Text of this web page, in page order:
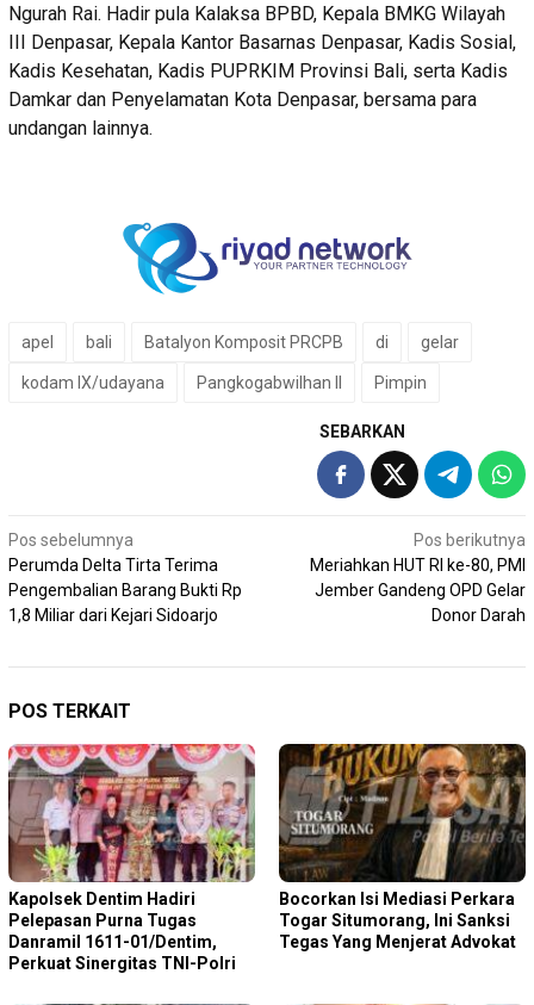
Ngurah Rai. Hadir pula Kalaksa BPBD, Kepala BMKG Wilayah
III Denpasar, Kepala Kantor Basarnas Denpasar, Kadis Sosial,
Kadis Kesehatan, Kadis PUPRKIM Provinsi Bali, serta Kadis
Damkar dan Penyelamatan Kota Denpasar, bersama para
undangan lainnya.
apel bali Batalyon Komposit PRCPB di gelar
kodam IX/udayana Pangkogabwilhan II Pimpin
SEBARKAN
Navigasi
pos
Pos sebelumnya
Perumda Delta Tirta Terima
Pengembalian Barang Bukti Rp
1,8 Miliar dari Kejari Sidoarjo
Pos berikutnya
Meriahkan HUT RI ke-80, PMI
Jember Gandeng OPD Gelar
Donor Darah
POS TERKAIT
Kapolsek Dentim Hadiri
Pelepasan Purna Tugas
Danramil 1611-01/Dentim,
Perkuat Sinergitas TNI-Polri
Bocorkan Isi Mediasi Perkara
Togar Situmorang, Ini Sanksi
Tegas Yang Menjerat Advokat